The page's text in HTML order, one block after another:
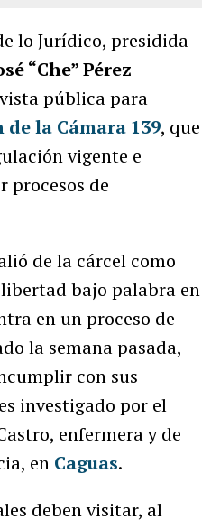
lo Jurídico, presidida
“Che” Pérez
pública para
la Cámara 139, que
vigente e
procesos de
de la cárcel como
bajo palabra en
en un proceso de
la semana pasada,
con sus
investigado por el
enfermera y de
en Caguas.
deben visitar, al